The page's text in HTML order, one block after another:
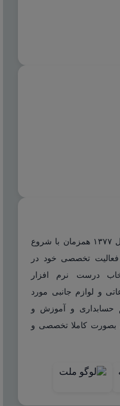
شرکت مشاوره هاله افزار از سال ۱۳۷۷ همزمان با شروع
فعالیت تخصصی خود در
درست نرم افزار
و لوازم جانبی مورد
حسابداری و آموزش و
بصورت کاملا تخصصی و